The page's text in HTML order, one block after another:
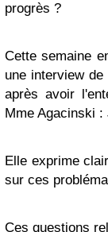
progrès ?
Cette semaine
une interview
après avoir
Mme Agacinski
Elle exprime
sur ces
Ces questions